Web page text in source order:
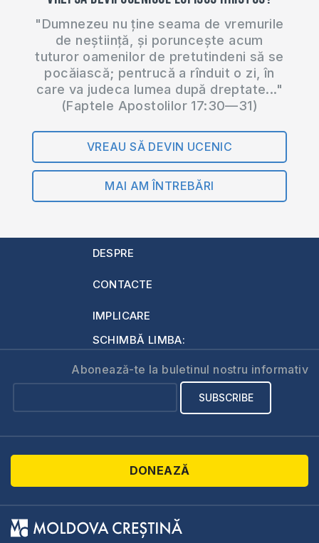
"Dumnezeu nu ține seama de vremurile
de neștiință, și poruncește acum
tuturor oamenilor de pretutindeni să se
pocăiască; pentrucă a rînduit o zi, în
care va judeca lumea după dreptate..."
(Faptele Apostolilor 17:30—31)
VREAU SĂ DEVIN UCENIC
MAI AM ÎNTREBĂRI
DESPRE
CONTACTE
IMPLICARE
SCHIMBĂ LIMBA:
Abonează-te la buletinul nostru informativ
DONEAZĂ